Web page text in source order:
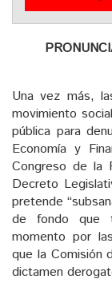
Una vez más,
movimiento
pública para
Economía y
Congreso de la
Decreto
pretende
de fondo que
momento por
que la Comisión
dictamen